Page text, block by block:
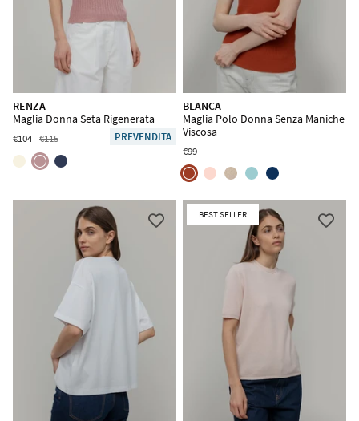
RENZA
Maglia Donna Seta Rigenerata
€104 €115 PREVENDITA
BLANCA
Maglia Polo Donna Senza Maniche
Viscosa
€99
BEST SELLER